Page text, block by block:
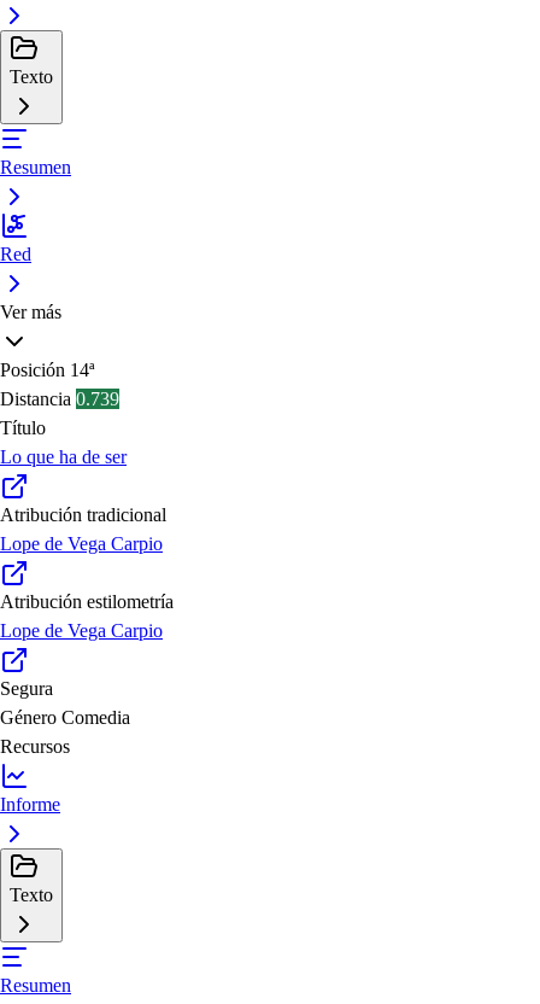
Texto
Resumen
Red
Ver más
Posición 14ª
Distancia 0.739
Título
Lo que ha de ser
Atribución tradicional
Lope de Vega Carpio
Atribución estilometría
Lope de Vega Carpio
Segura
Género Comedia
Recursos
Informe
Texto
Resumen